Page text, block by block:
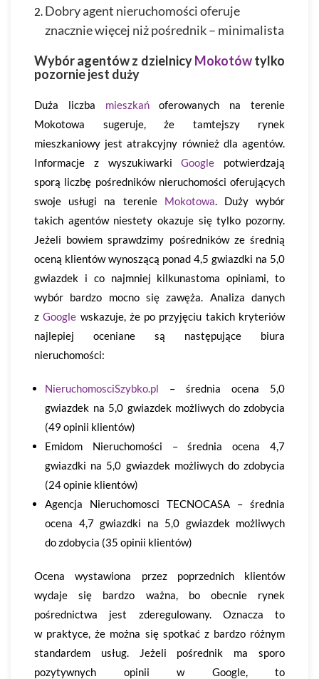
Dobry agent nieruchomościoferuje
znacznie więcej niż pośrednik – minimalista
Wybór agentów z dzielnicyMokotówtylko
pozornie jest duży
Duża liczba mieszkańoferowanych na terenie
Mokotowa sugeruje, że tamtejszy rynek
mieszkaniowy jest atrakcyjny również dla agentów.
Informacje z wyszukiwarkiGoogle potwierdzają
sporą liczbę pośredników nieruchomości oferujących
swoje usługi na terenie Mokotowa. Duży wybór
takich agentów niestety okazuje się tylko pozorny.
Jeżeli bowiem sprawdzimy pośredników ze średnią
oceną klientów wynoszącą ponad 4,5 gwiazdki na 5,0
gwiazdek i co najmniej kilkunastoma opiniami, to
wybór bardzo mocno się zawęża. Analiza danych
zGoogle wskazuje, że po przyjęciu takich kryteriów
najlepiej oceniane są następujące biura
nieruchomości:
NieruchomosciSzybko.pl – średnia ocena 5,0
gwiazdek na 5,0 gwiazdek możliwych do zdobycia
(49 opinii klientów)
Emidom Nieruchomości – średnia ocena 4,7
gwiazdki na 5,0 gwiazdek możliwych do zdobycia
(24 opinie klientów)
Agencja Nieruchomosci TECNOCASA – średnia
ocena 4,7 gwiazdki na 5,0 gwiazdek możliwych
do zdobycia (35 opinii klientów)
Ocena wystawiona przez poprzednich klientów
wydaje się bardzo ważna, bo obecnie rynek
pośrednictwa jest zderegulowany. Oznacza to
w praktyce, że można się spotkać z bardzo różnym
standardem usług. Jeżeli pośrednik ma sporo
pozytywnych opinii w Google, to